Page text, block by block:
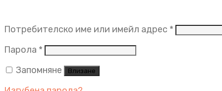
Потребителско име или имейл адрес *
Парола * Задължително
Запомняне
Влизане